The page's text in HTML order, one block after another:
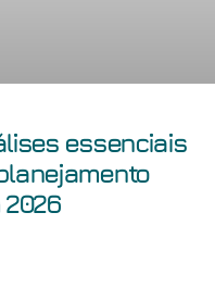
essenciais